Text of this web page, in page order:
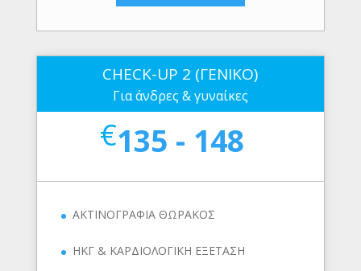
CHECK-UP 2 (ΓΕΝΙΚΟ)
Για άνδρες & γυναίκες
€135 - 148
ΑΚΤΙΝΟΓΡΑΦΙΑ ΘΩΡΑΚΟΣ
ΗΚΓ & ΚΑΡΔΙΟΛΟΓΙΚΗ ΕΞΕΤΑΣΗ